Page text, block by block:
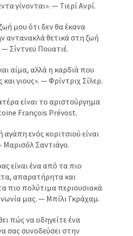
γίνονται». — Τιερί Ανρί.
μου ότι δεν θα έκανα
αντανακλά θετικά στη ζωή
Σίντνεϋ Πουατιέ.
αίμα, αλλά η καρδιά που
γιους». — Φρίντριχ Σίλερ.
είναι το αριστούργημα
François Prévost.
ενός κοριτσιού είναι
Σαντιάγο.
είναι ένα από τα πιο
απαρατήρητα και
πιο πολύτιμα περιουσιακά
μας. — Μπίλι Γκράχαμ.
πώς να οδηγείτε ένα
σας συνοδεύσει στην